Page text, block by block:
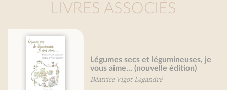
LIVRES ASSOCIÉS
Légumes secs et légumineuses, je
vous aime... (nouvelle édition)
Béatrice Vigot-Lagandré